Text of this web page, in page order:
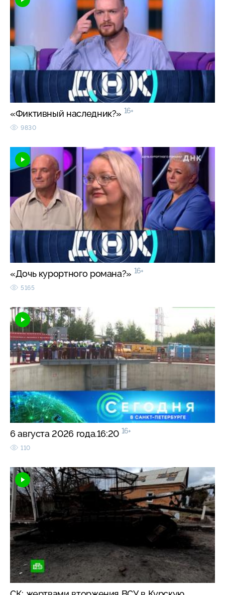
«Фиктивный наследник?» 16+
9830
«Дочь курортного романа?» 16+
5165
6 августа 2026 года.16:20 16+
110